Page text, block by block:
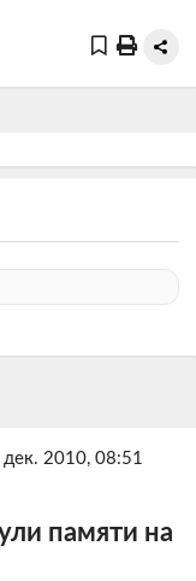
дек. 2010, 08:51
памяти на